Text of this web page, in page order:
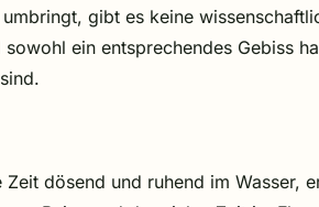
gibt es keine
ein entsprechendes Gebiss
dösend und ruhend im Wasser,